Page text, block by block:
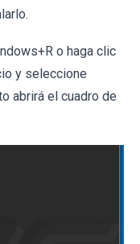
o haga clic
y seleccione
abrirá el cuadro de